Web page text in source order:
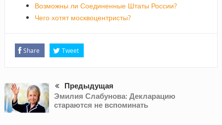
Возможны ли Соединенные Штаты России?
Чего хотят москвоцентристы?
Share Tweet
Предыдущая
Эмилия Слабунова: Декларацию
стараются не вспоминать